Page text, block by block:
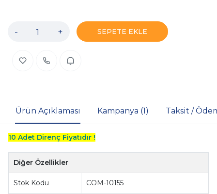
- + SEPETE EKLE
Ürün Açıklaması Kampanya (1) Taksit /
10 Adet Direnç Fiyatıdır !
Diğer Özellikler
Stok Kodu COM-10155